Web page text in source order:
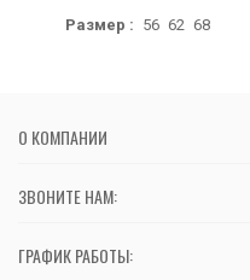
Размер : 56 62 68
О КОМПАНИИ
ЗВОНИТЕ НАМ:
ГРАФИК РАБОТЫ: